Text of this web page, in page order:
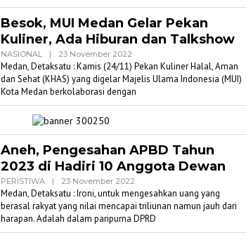
Besok, MUI Medan Gelar Pekan
Kuliner, Ada Hiburan dan Talkshow
NASIONAL | 23 November 2022
Admin
Detaksatu
Medan, Detaksatu : Kamis (24/11) Pekan Kuliner Halal, Aman
dan Sehat (KHAS) yang digelar Majelis Ulama Indonesia (MUI)
Kota Medan berkolaborasi dengan
Aneh, Pengesahan APBD Tahun
2023 di Hadiri 10 Anggota Dewan
PERISTIWA | 23 November 2022
Admin
Detaksatu
Medan, Detaksatu : Ironi, untuk mengesahkan uang yang
berasal rakyat yang nilai mencapai triliunan namun jauh dari
harapan. Adalah dalam paripurna DPRD